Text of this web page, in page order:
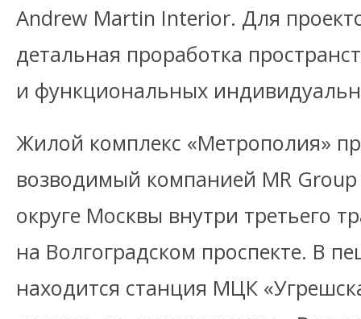
Andrew Martin Interior. Для
детальная проработка
и функциональных
Жилой комплекс «Метрополия»
возводимый компанией MR
округе Москвы внутри третьего
на Волгоградском проспекте. В
находится станция МЦК